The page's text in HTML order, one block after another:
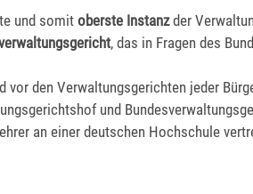
und somit oberste Instanzder
, das in Fragen des
vor den Verwaltungsgerichten jeder
und
an einer deutschen Hochschule